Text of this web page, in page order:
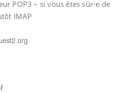
POP3 – si vous êtes sûr⋅e de
IMAP